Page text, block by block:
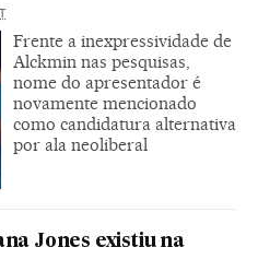
Frente a inexpressividade de
Alckmin nas pesquisas,
nome do apresentador é
novamente mencionado
como candidatura alternativa
por ala neoliberal
Jones existiu na